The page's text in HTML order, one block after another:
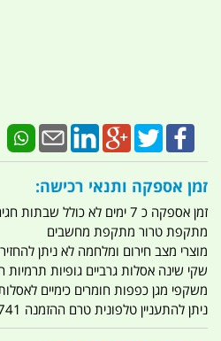
זמן אספקה ותנאי רכישה:
זמן אספקה כ 7 ימים לא כולל
מתקפת טרור מתקפת מחשבים
מוצרי מצב חירום ומלחמה לא ניתן
שקי שינה אסלות גרביים גופיות
משקפי מגן כפפות חומרים כימיים
ניתן להתעניין טלפונית טרם ההזמנה 0523214741